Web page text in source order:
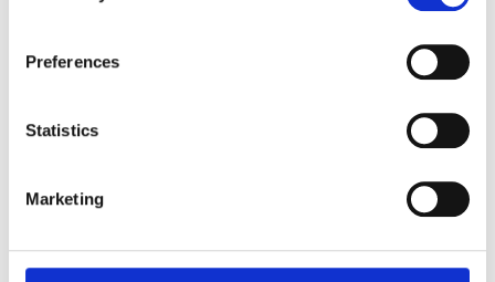
Preferences
Statistics
Marketing
mm - för fallhöjd 1,2 meter
Euroflex fallskyddsmatta 50
mm - för fallhöjd 1,5 meter